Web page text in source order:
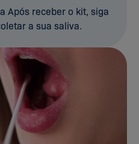
Após receber o kit, siga
a sua saliva.